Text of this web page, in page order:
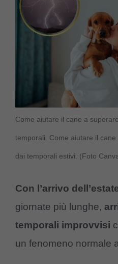
Come aiutare il cane a
temporali. Come aiutare il cane
dai temporali estivi. (Foto
Con l’arrivo
giornate più lunghe,
temporali improvvisi
un fenomeno normale